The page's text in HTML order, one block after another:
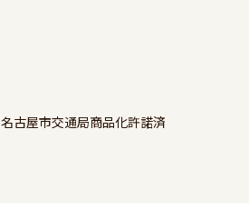
名古屋市交通局商品化許諾済